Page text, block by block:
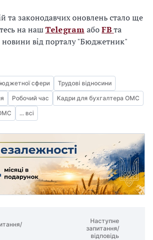
та законодавчих оновлень стало ще
на нашTelegram абоFBта
новини від порталу "Бюджетник"
сфери
Трудові відносини
Робочий час
Кадри для бухгалтера ОМС
... всі
Наступне
запитання/
відповідь